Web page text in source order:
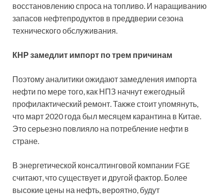
восстановлению спроса на топливо. И наращиванию
запасов нефтепродуктов в преддверии сезона
технического обслуживания.
КНР замедлит импорт по трем причинам
Поэтому аналитики ожидают замедления импорта
нефти по мере того, как НПЗ начнут ежегодный
профилактический ремонт. Также стоит упомянуть,
что март 2020 года был месяцем карантина в Китае.
Это серьезно повлияло на потребление нефти в
стране.
В энергетической консалтинговой компании FGE
считают, что существует и другой фактор. Более
высокие цены на нефть, вероятно, будут